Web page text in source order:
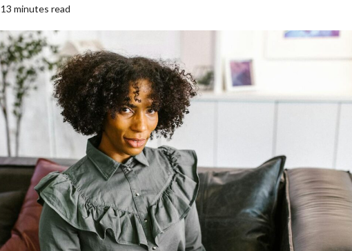
13 minutes read